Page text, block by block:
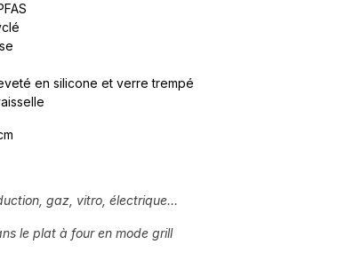
en silicone et verre trempé
gaz, vitro, électrique...
le plat à four en mode grill